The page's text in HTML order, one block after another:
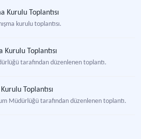
Kurulu Toplantısı
kurulu toplantısı.
Kurulu Toplantısı
tarafından düzenlenen toplantı.
Toplantısı
Müdürlüğü tarafından düzenlenen toplantı.